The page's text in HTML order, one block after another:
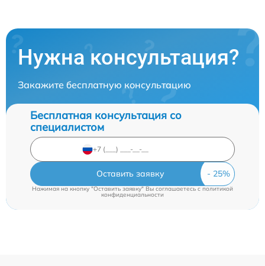
Нужна консультация?
Закажите бесплатную консультацию
Бесплатная консультация со
специалистом
Оставить заявку
Нажимая на кнопку "Оставить заявку" Вы соглашаетесь cполитикой
конфиденциальности